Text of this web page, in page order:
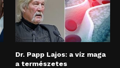
Dr. Papp Lajos: a víz maga
a természetes